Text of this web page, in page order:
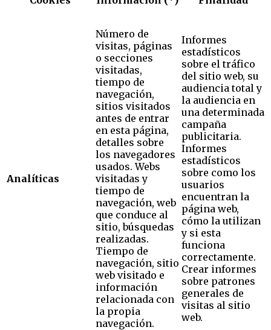
Analíticas
Número de
visitas, páginas
o secciones
visitadas,
tiempo de
navegación,
sitios visitados
antes de entrar
en esta página,
detalles sobre
los navegadores
usados. Webs
visitadas y
tiempo de
navegación, web
que conduce al
sitio, búsquedas
realizadas.
Tiempo de
navegación, sitio
web visitado e
información
relacionada con
la propia
navegación.
Informes
estadísticos
sobre el tráfico
del sitio web, su
audiencia total y
la audiencia en
una determinada
campaña
publicitaria.
Informes
estadísticos
sobre como los
usuarios
encuentran la
página web,
cómo la utilizan
y si esta
funciona
correctamente.
Crear informes
sobre patrones
generales de
visitas al sitio
web.